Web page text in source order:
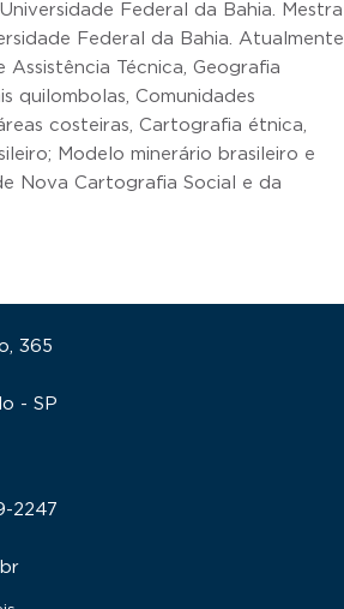
Federal da Bahia. Mestra
Federal da Bahia. Atualmente
Técnica, Geografia
quilombolas, Comunidades
costeiras, Cartografia étnica,
Modelo minerário brasileiro e
Nova Cartografia Social e da
365
- SP
2247